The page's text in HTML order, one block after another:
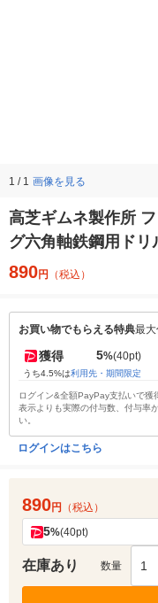
1 / 1 画像を見る
高芝ギムネ製作所
グ六角軸鉄鋼用ド
890円 （税込）
お買い物でもらえる特典最
獲得 5%(40pt)
うち4.5%は利用先・期間限定
ログイン&全額PayPay支払いで獲
表示よりも実際の付与数、付与率
い。
ログインはこちら
890円 （税込）
5%(40pt)
在庫あり 数量 1